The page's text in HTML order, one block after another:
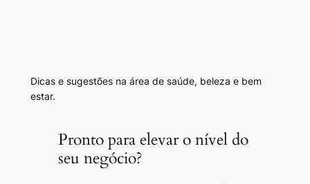
Dicas e sugestões na área de saúde, beleza e bem
estar.
Pronto para elevar o nível do
seu negócio?